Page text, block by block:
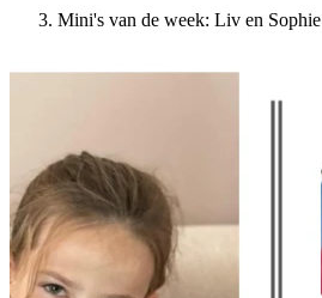
Mini's van de week: Liv en Sophie